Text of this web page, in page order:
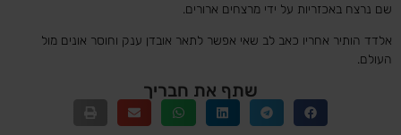
שם נרצח באכזריות על ידי מרצחים ארורים.
אלדד הותיר אחריו כאב לב שאי אפשר לתאר אובדן ענק וחוסר אונים מול
העולם.
שתף את חבריך